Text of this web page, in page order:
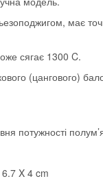
має
сягає 1300 C.
(цангового)
потужності
X 4 cm